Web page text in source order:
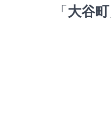
「大谷町